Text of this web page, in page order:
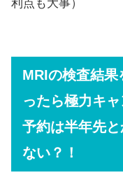
利点も大事）
MRIの検査結果
ったら極力キ
予約は半年先
ない？！